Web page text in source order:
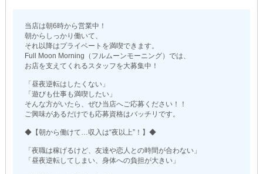
当店は朝6時から営業中！
朝からしっかり働いて、
それ以降はプライベートを満喫できます。
Full Moon Morning（フルムーンモーニング）では、
お店を支えてくれるスタッフを大募集中！
「昼夜逆転はしたくない」
「遊びも仕事も満喫したい」
そんな方がいたら、ぜひ当店へご応募ください！！
ご興味があるだけでも応募資格はバッチリです。
◆【朝から働けて…収入は“夜以上”！】◆
「夜職は稼げるけど、友達や恋人との時間が合わない」
「昼夜逆転してしまい、身体への負担が大きい」